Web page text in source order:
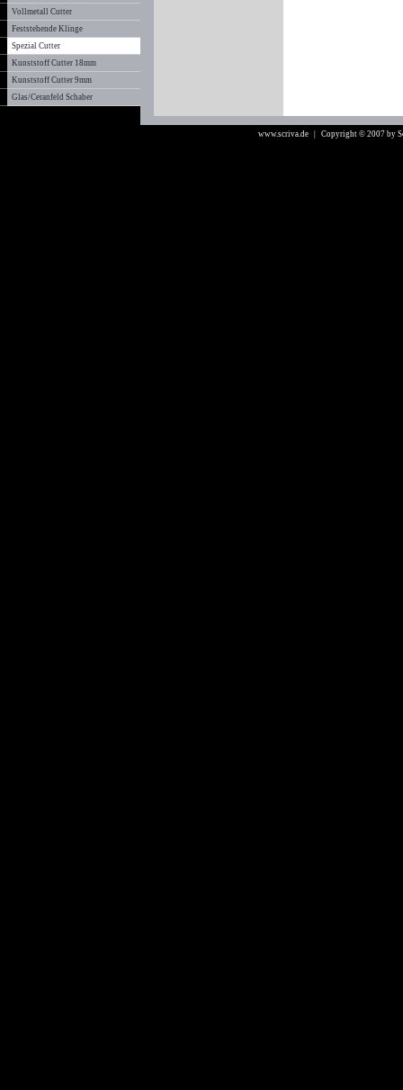
Vollmetall Cutter
Feststehende Klinge
Spezial Cutter
Kunststoff Cutter 18mm
Kunststoff Cutter 9mm
Glas/Ceranfeld Schaber
www.scriva.de | Copyright © 2007 by